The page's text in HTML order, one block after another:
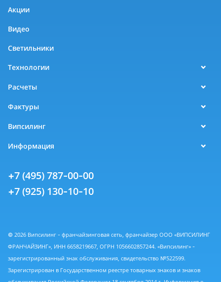
Акции
Видео
Светильники
Технологии
Расчеты
Фактуры
Випсилинг
Информация
+7 (495) 787-00-00
+7 (925) 130-10-10
© 2026 Випсилинг - франчайзинговая сеть, франчайзер ООО «ВИПСИЛИНГ
ФРАНЧАЙЗИНГ», ИНН 6658219667, ОГРН 1056602857244. «Випсилинг» -
зарегистрированный знак обслуживания, свидетельство №522599.
Зарегистрирован в Государственном реестре товарных знаков и знаков